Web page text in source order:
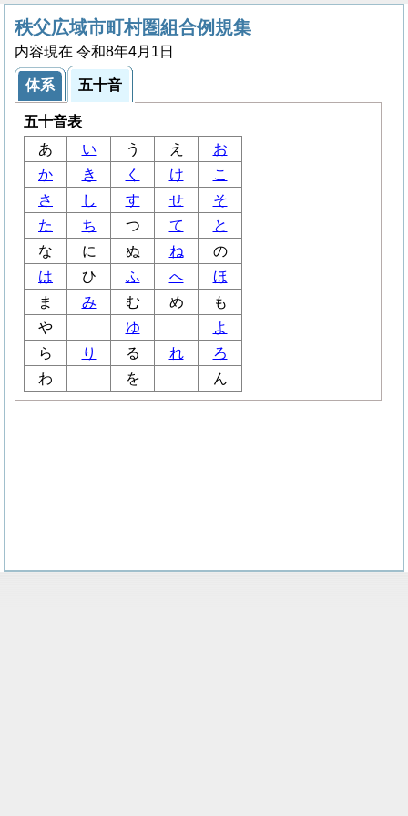
秩父広域市町村圏組合例規集
内容現在 令和8年4月1日
体系 五十音
五十音表
あ
い う え
お
か
き く け
こ
さ
し す せ
そ
た
ち つ て
と
な
に ぬ ね
の
は
ひ ふ へ
ほ
ま
み む め
も
や
ゆ
よ
ら
り る れ
ろ
わ
を ん